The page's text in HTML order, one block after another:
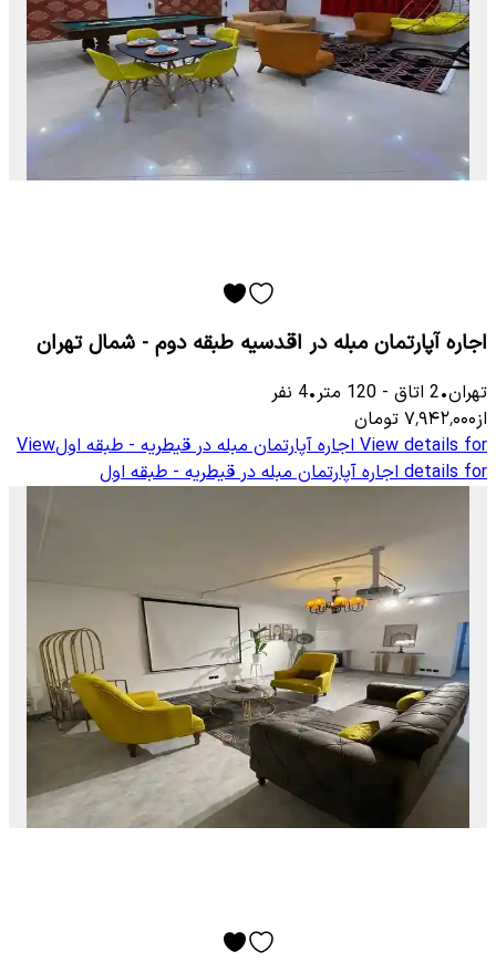
اجاره آپارتمان مبله در اقدسیه طبقه دوم - شمال تهران
تهران•
2 اتاق -
120 متر•
4 نفر
از۷٬۹۴۲٬۰۰۰ تومان
View details for اجاره آپارتمان مبله در قیطریه - طبقه اولView
details for اجاره آپارتمان مبله در قیطریه - طبقه اول